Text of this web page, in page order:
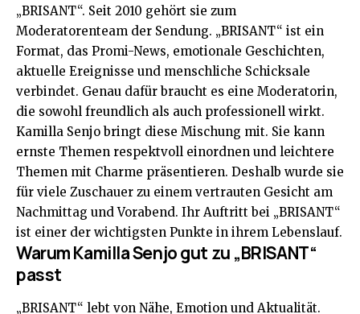
„BRISANT“. Seit 2010 gehört sie zum
Moderatorenteam der Sendung. „BRISANT“ ist ein
Format, das Promi-News, emotionale Geschichten,
aktuelle Ereignisse und menschliche Schicksale
verbindet. Genau dafür braucht es eine Moderatorin,
die sowohl freundlich als auch professionell wirkt.
Kamilla Senjo bringt diese Mischung mit. Sie kann
ernste Themen respektvoll einordnen und leichtere
Themen mit Charme präsentieren. Deshalb wurde sie
für viele Zuschauer zu einem vertrauten Gesicht am
Nachmittag und Vorabend. Ihr Auftritt bei „BRISANT“
ist einer der wichtigsten Punkte in ihrem Lebenslauf.
Warum Kamilla Senjo gut zu „BRISANT“
passt
„BRISANT“ lebt von Nähe, Emotion und Aktualität.